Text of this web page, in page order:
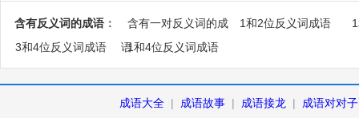
含有反义词的成语 ：
含有一对反义词的成
语
1和2位反义词成语
3和4位反义词成语
1和4位反义词成语
成语大全 | 成语故事 | 成语接龙 |
成语对对子